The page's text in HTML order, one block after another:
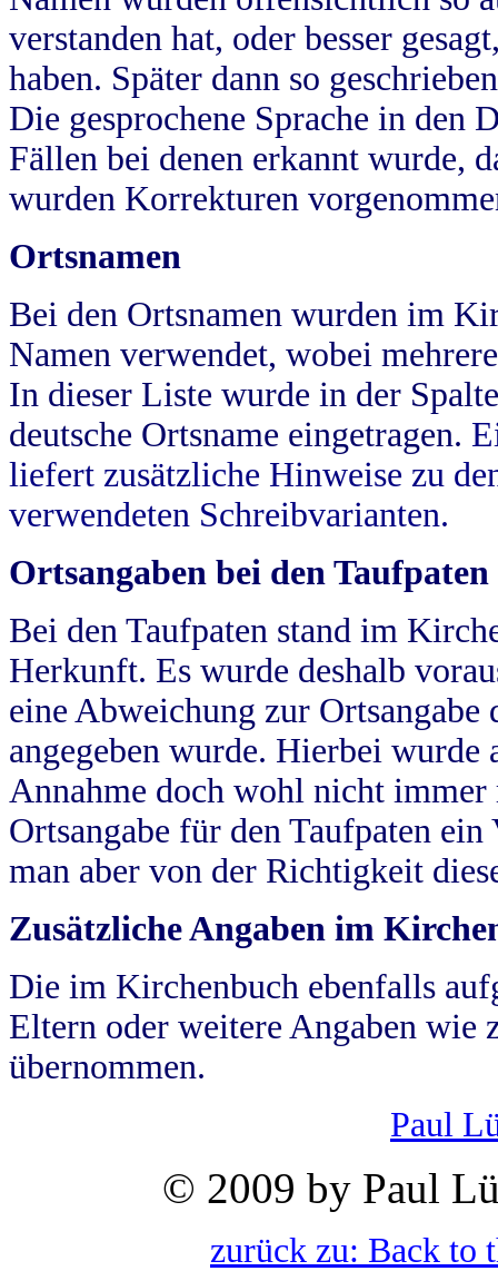
verstanden hat, oder besser
haben. Später dann so
Die gesprochene Sprache in
Fällen bei denen erkannt wurde,
wurden Korrekturen
Ortsnamen
Bei den Ortsnamen wurden im
Namen verwendet, wobei
In dieser Liste wurde in der
deutsche Ortsname eingetragen.
liefert zusätzliche Hinweise zu
verwendeten Schreibvarianten.
Ortsangaben bei den Taufpaten
Bei den Taufpaten stand im
Herkunft. Es wurde deshalb
eine Abweichung zur
angegeben wurde. Hierbei wurde
Annahme doch wohl nicht
Ortsangabe für den Taufpaten
man aber von der Richtigkeit
Zusätzliche Angaben im
Die im Kirchenbuch ebenfalls
Eltern oder weitere Angaben wie
übernommen.
Paul
© 2009 by Paul
zurück zu: Back to